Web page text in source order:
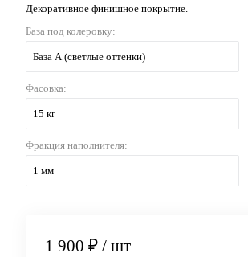
Декоративное финишное покрытие.
База под колеровку:
База А (светлые оттенки)
Фасовка:
15 кг
Фракция наполнителя:
1 мм
1 900 ₽ / шт